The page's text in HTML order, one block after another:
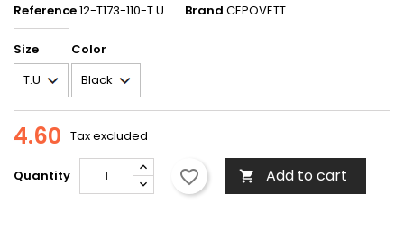
Reference12-T173-110-T.U Brand CEPOVETT
Size Color
4.60 Tax excluded
Quantity favorite_border  Add to cart